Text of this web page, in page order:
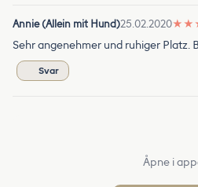
Annie (Allein mit Hund)25.02.2020★ ★
Sehr angenehmer und ruhiger Platz.
Svar
Åpne i